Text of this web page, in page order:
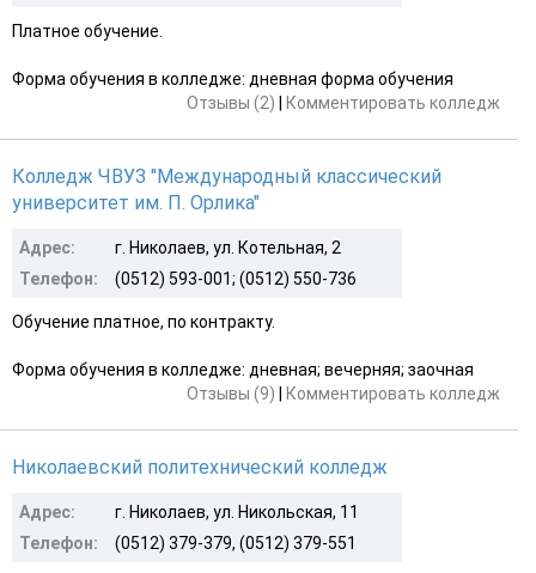
Платное обучение.
Форма обучения в колледже: дневная форма обучения
Отзывы (2)
Комментировать колледж
Колледж ЧВУЗ "Международный классический
университет им. П. Орлика"
Адрес:
г. Николаев, ул. Котельная, 2
Телефон:
(0512) 593-001; (0512) 550-736
Обучение платное, по контракту.
Форма обучения в колледже: дневная; вечерняя; заочная
Отзывы (9)
Комментировать колледж
Николаевский политехнический колледж
Адрес:
г. Николаев, ул. Никольская, 11
Телефон:
(0512) 379-379, (0512) 379-551